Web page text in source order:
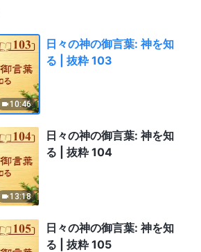
10:46
日々の神の御言葉: 神を知
る | 抜粋 103
13:18
日々の神の御言葉: 神を知
る | 抜粋 104
日々の神の御言葉: 神を知
る | 抜粋 105